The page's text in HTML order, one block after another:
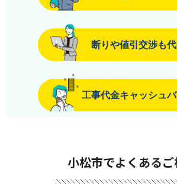
断りや値引交渉も
工事代金キャッシュ
小松市でよくある